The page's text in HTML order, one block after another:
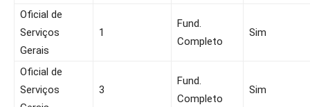
Oficial de
Serviços
Gerais
1
Fund.
Completo
Sim
Oficial de
Serviços
3
Fund.
Completo
Sim